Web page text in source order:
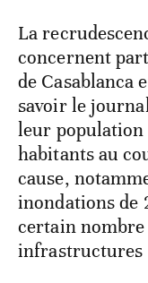
La
concernent
de Casablanca
savoir le
leur population
habitants au
cause,
inondations de
certain nombre
infrastructures